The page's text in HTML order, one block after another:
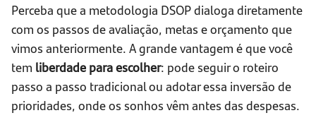
Perceba que a metodologia DSOP dialoga diretamente
com os passos de avaliação, metas e orçamento que
vimos anteriormente. A grande vantagem é que você
tem liberdade para escolher: pode seguir o roteiro
passo a passo tradicional ou adotar essa inversão de
prioridades, onde os sonhos vêm antes das despesas.